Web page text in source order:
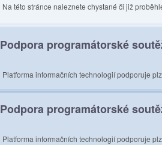
Na této stránce naleznete chystané či již
Podpora programátorské
Platforma informačních technologií podporuje
Podpora programátorské
Platforma informačních technologií podporuje